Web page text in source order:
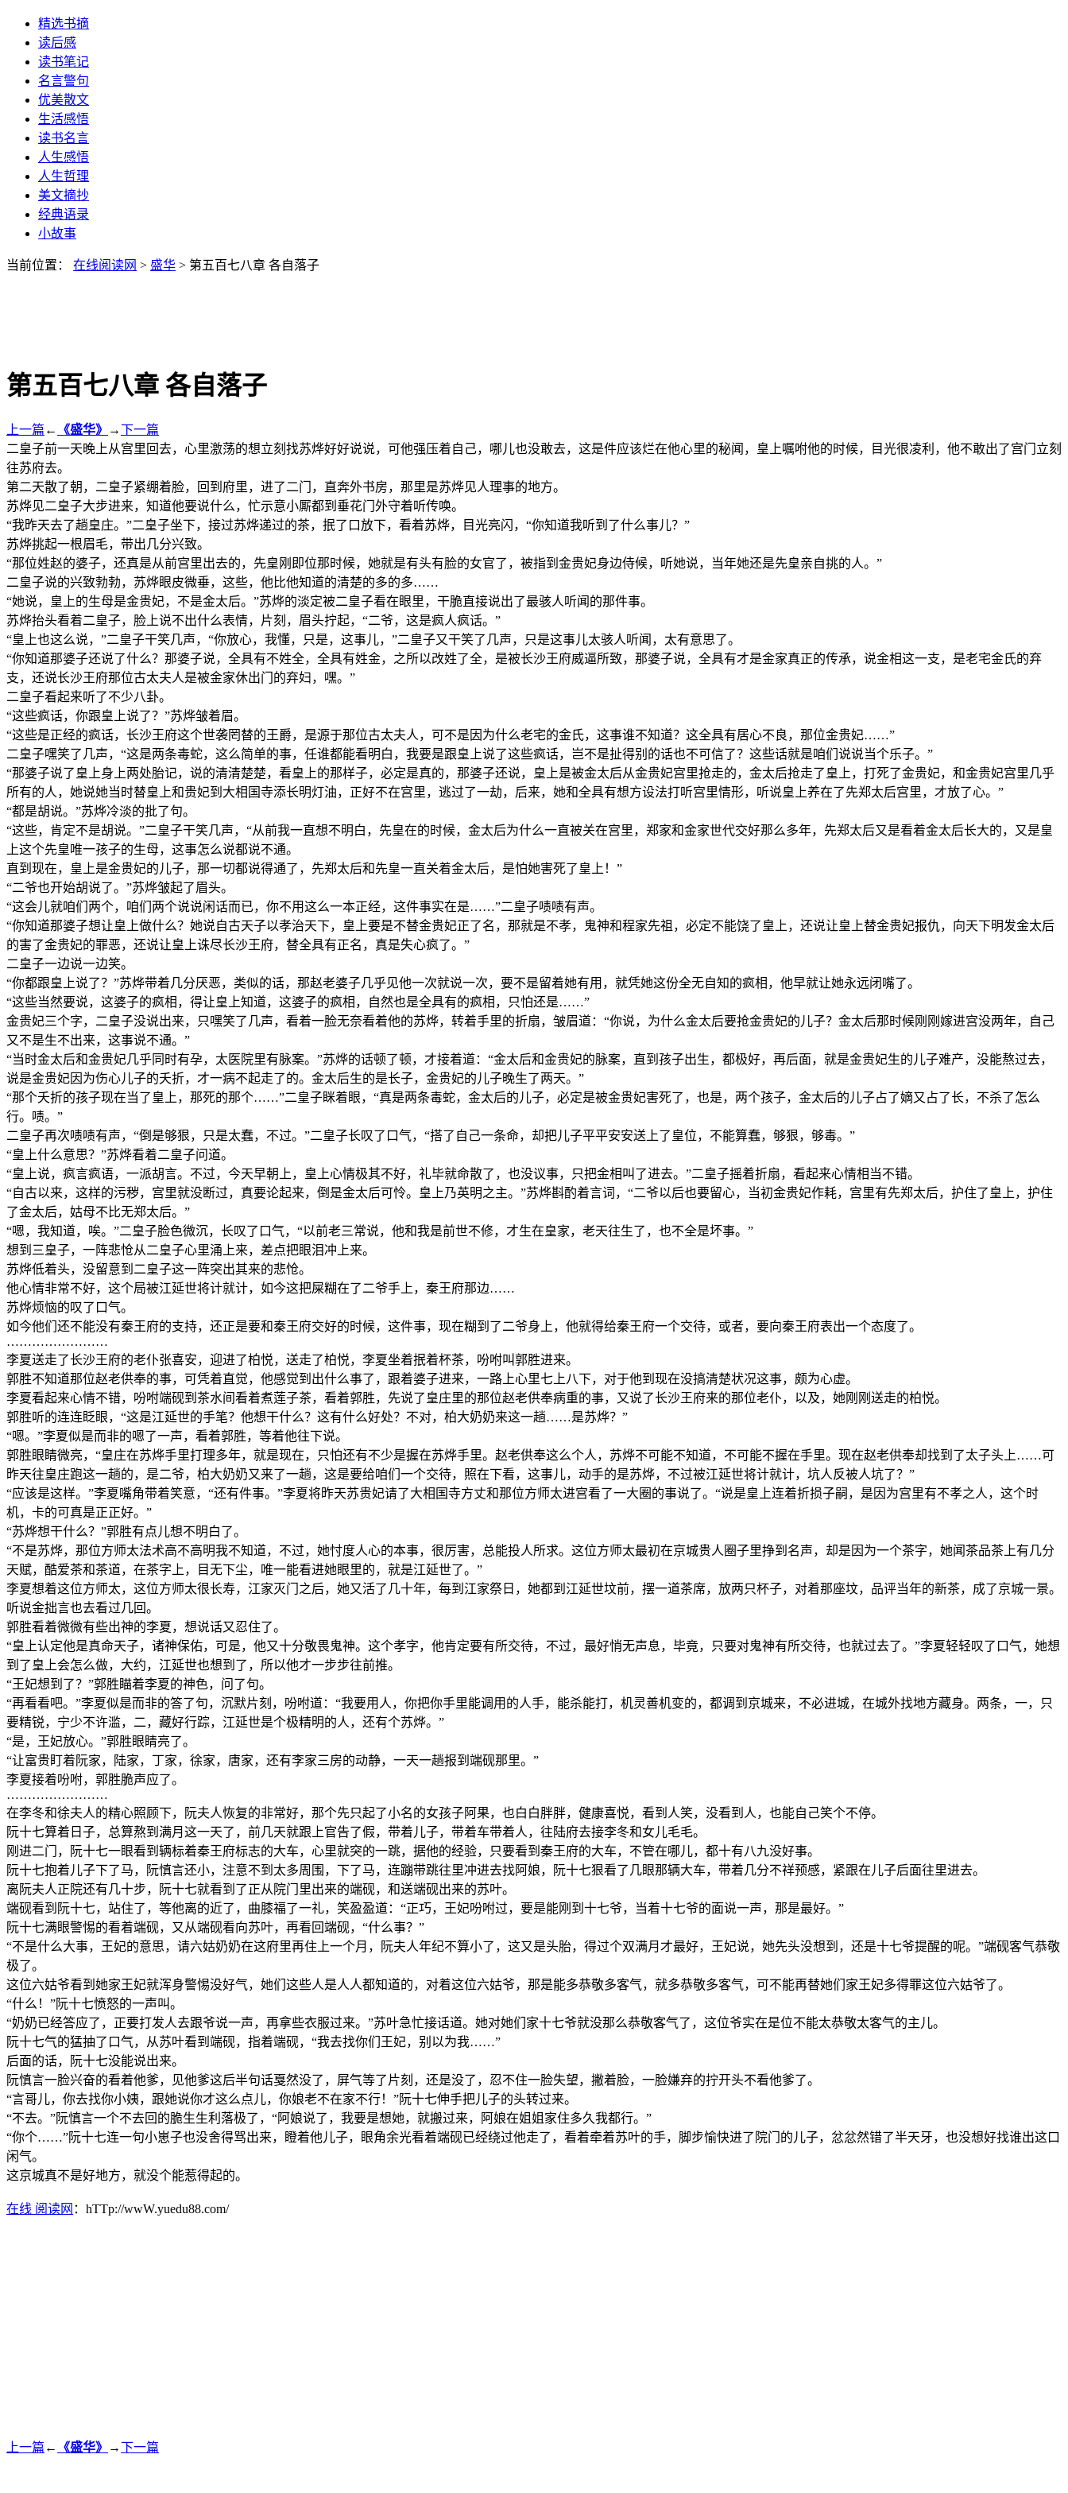
精选书摘
读后感
读书笔记
名言警句
优美散文
生活感悟
读书名言
人生感悟
人生哲理
美文摘抄
经典语录
小故事
当前位置： 在线阅读网 > 盛华 > 第五百七八章 各自落子
第五百七八章 各自落子
上一篇 ← 《盛华》 →下一篇
二皇子前一天晚上从宫里回去，心里激荡的想立刻找苏烨好好说说，可他强压着自己，哪儿也没敢去，这是件应该烂在他心里的秘闻，皇上嘱咐他的时候，目光很凌利，他不敢出了宫门立刻
往苏府去。
第二天散了朝，二皇子紧绷着脸，回到府里，进了二门，直奔外书房，那里是苏烨见人理事的地方。
苏烨见二皇子大步进来，知道他要说什么，忙示意小厮都到垂花门外守着听传唤。
“我昨天去了趟皇庄。”二皇子坐下，接过苏烨递过的茶，抿了口放下，看着苏烨，目光亮闪，“你知道我听到了什么事儿？”
苏烨挑起一根眉毛，带出几分兴致。
“那位姓赵的婆子，还真是从前宫里出去的，先皇刚即位那时候，她就是有头有脸的女官了，被指到金贵妃身边侍候，听她说，当年她还是先皇亲自挑的人。”
二皇子说的兴致勃勃，苏烨眼皮微垂，这些，他比他知道的清楚的多的多……
“她说，皇上的生母是金贵妃，不是金太后。”苏烨的淡定被二皇子看在眼里，干脆直接说出了最骇人听闻的那件事。
苏烨抬头看着二皇子，脸上说不出什么表情，片刻，眉头拧起，“二爷，这是疯人疯话。”
“皇上也这么说，”二皇子干笑几声，“你放心，我懂，只是，这事儿，”二皇子又干笑了几声，只是这事儿太骇人听闻，太有意思了。
“你知道那婆子还说了什么？那婆子说，全具有不姓全，全具有姓金，之所以改姓了全，是被长沙王府威逼所致，那婆子说，全具有才是金家真正的传承，说金相这一支，是老宅金氏的弃
支，还说长沙王府那位古太夫人是被金家休出门的弃妇，嘿。”
二皇子看起来听了不少八卦。
“这些疯话，你跟皇上说了？”苏烨皱着眉。
“这些是正经的疯话，长沙王府这个世袭罔替的王爵，是源于那位古太夫人，可不是因为什么老宅的金氏，这事谁不知道？这全具有居心不良，那位金贵妃……”
二皇子嘿笑了几声，“这是两条毒蛇，这么简单的事，任谁都能看明白，我要是跟皇上说了这些疯话，岂不是扯得别的话也不可信了？这些话就是咱们说说当个乐子。”
“那婆子说了皇上身上两处胎记，说的清清楚楚，看皇上的那样子，必定是真的，那婆子还说，皇上是被金太后从金贵妃宫里抢走的，金太后抢走了皇上，打死了金贵妃，和金贵妃宫里几乎
所有的人，她说她当时替皇上和贵妃到大相国寺添长明灯油，正好不在宫里，逃过了一劫，后来，她和全具有想方设法打听宫里情形，听说皇上养在了先郑太后宫里，才放了心。”
“都是胡说。”苏烨冷淡的批了句。
“这些，肯定不是胡说。”二皇子干笑几声，“从前我一直想不明白，先皇在的时候，金太后为什么一直被关在宫里，郑家和金家世代交好那么多年，先郑太后又是看着金太后长大的，又是皇
上这个先皇唯一孩子的生母，这事怎么说都说不通。
直到现在，皇上是金贵妃的儿子，那一切都说得通了，先郑太后和先皇一直关着金太后，是怕她害死了皇上！”
“二爷也开始胡说了。”苏烨皱起了眉头。
“这会儿就咱们两个，咱们两个说说闲话而已，你不用这么一本正经，这件事实在是……”二皇子啧啧有声。
“你知道那婆子想让皇上做什么？她说自古天子以孝治天下，皇上要是不替金贵妃正了名，那就是不孝，鬼神和程家先祖，必定不能饶了皇上，还说让皇上替金贵妃报仇，向天下明发金太后
的害了金贵妃的罪恶，还说让皇上诛尽长沙王府，替全具有正名，真是失心疯了。”
二皇子一边说一边笑。
“你都跟皇上说了？”苏烨带着几分厌恶，类似的话，那赵老婆子几乎见他一次就说一次，要不是留着她有用，就凭她这份全无自知的疯相，他早就让她永远闭嘴了。
“这些当然要说，这婆子的疯相，得让皇上知道，这婆子的疯相，自然也是全具有的疯相，只怕还是……”
金贵妃三个字，二皇子没说出来，只嘿笑了几声，看着一脸无奈看着他的苏烨，转着手里的折扇，皱眉道：“你说，为什么金太后要抢金贵妃的儿子？金太后那时候刚刚嫁进宫没两年，自己
又不是生不出来，这事说不通。”
“当时金太后和金贵妃几乎同时有孕，太医院里有脉案。”苏烨的话顿了顿，才接着道：“金太后和金贵妃的脉案，直到孩子出生，都极好，再后面，就是金贵妃生的儿子难产，没能熬过去，
说是金贵妃因为伤心儿子的夭折，才一病不起走了的。金太后生的是长子，金贵妃的儿子晚生了两天。”
“那个夭折的孩子现在当了皇上，那死的那个……”二皇子眯着眼，“真是两条毒蛇，金太后的儿子，必定是被金贵妃害死了，也是，两个孩子，金太后的儿子占了嫡又占了长，不杀了怎么
行。啧。”
二皇子再次啧啧有声，“倒是够狠，只是太蠢，不过。”二皇子长叹了口气，“搭了自己一条命，却把儿子平平安安送上了皇位，不能算蠢，够狠，够毒。”
“皇上什么意思？”苏烨看着二皇子问道。
“皇上说，疯言疯语，一派胡言。不过，今天早朝上，皇上心情极其不好，礼毕就命散了，也没议事，只把金相叫了进去。”二皇子摇着折扇，看起来心情相当不错。
“自古以来，这样的污秽，宫里就没断过，真要论起来，倒是金太后可怜。皇上乃英明之主。”苏烨斟酌着言词，“二爷以后也要留心，当初金贵妃作耗，宫里有先郑太后，护住了皇上，护住
了金太后，姑母不比无郑太后。”
“嗯，我知道，唉。”二皇子脸色微沉，长叹了口气，“以前老三常说，他和我是前世不修，才生在皇家，老天往生了，也不全是坏事。”
想到三皇子，一阵悲怆从二皇子心里涌上来，差点把眼泪冲上来。
苏烨低着头，没留意到二皇子这一阵突出其来的悲怆。
他心情非常不好，这个局被江延世将计就计，如今这把屎糊在了二爷手上，秦王府那边……
苏烨烦恼的叹了口气。
如今他们还不能没有秦王府的支持，还正是要和秦王府交好的时候，这件事，现在糊到了二爷身上，他就得给秦王府一个交待，或者，要向秦王府表出一个态度了。
……………………
李夏送走了长沙王府的老仆张喜安，迎进了柏悦，送走了柏悦，李夏坐着抿着杯茶，吩咐叫郭胜进来。
郭胜不知道那位赵老供奉的事，可凭着直觉，他感觉到出什么事了，跟着婆子进来，一路上心里七上八下，对于他到现在没搞清楚状况这事，颇为心虚。
李夏看起来心情不错，吩咐端砚到茶水间看着煮莲子茶，看着郭胜，先说了皇庄里的那位赵老供奉病重的事，又说了长沙王府来的那位老仆，以及，她刚刚送走的柏悦。
郭胜听的连连眨眼，“这是江延世的手笔？他想干什么？这有什么好处？不对，柏大奶奶来这一趟……是苏烨？”
“嗯。”李夏似是而非的嗯了一声，看着郭胜，等着他往下说。
郭胜眼睛微亮，“皇庄在苏烨手里打理多年，就是现在，只怕还有不少是握在苏烨手里。赵老供奉这么个人，苏烨不可能不知道，不可能不握在手里。现在赵老供奉却找到了太子头上……可
昨天往皇庄跑这一趟的，是二爷，柏大奶奶又来了一趟，这是要给咱们一个交待，照在下看，这事儿，动手的是苏烨，不过被江延世将计就计，坑人反被人坑了？”
“应该是这样。”李夏嘴角带着笑意，“还有件事。”李夏将昨天苏贵妃请了大相国寺方丈和那位方师太进宫看了一大圈的事说了。“说是皇上连着折损子嗣，是因为宫里有不孝之人，这个时
机，卡的可真是正正好。”
“苏烨想干什么？”郭胜有点儿想不明白了。
“不是苏烨，那位方师太法术高不高明我不知道，不过，她忖度人心的本事，很厉害，总能投人所求。这位方师太最初在京城贵人圈子里挣到名声，却是因为一个茶字，她闻茶品茶上有几分
天赋，酷爱茶和茶道，在茶字上，目无下尘，唯一能看进她眼里的，就是江延世了。”
李夏想着这位方师太，这位方师太很长寿，江家灭门之后，她又活了几十年，每到江家祭日，她都到江延世坟前，摆一道茶席，放两只杯子，对着那座坟，品评当年的新茶，成了京城一景。
听说金拙言也去看过几回。
郭胜看着微微有些出神的李夏，想说话又忍住了。
“皇上认定他是真命天子，诸神保佑，可是，他又十分敬畏鬼神。这个孝字，他肯定要有所交待，不过，最好悄无声息，毕竟，只要对鬼神有所交待，也就过去了。”李夏轻轻叹了口气，她想
到了皇上会怎么做，大约，江延世也想到了，所以他才一步步往前推。
“王妃想到了？”郭胜瞄着李夏的神色，问了句。
“再看看吧。”李夏似是而非的答了句，沉默片刻，吩咐道：“我要用人，你把你手里能调用的人手，能杀能打，机灵善机变的，都调到京城来，不必进城，在城外找地方藏身。两条，一，只
要精锐，宁少不许滥，二，藏好行踪，江延世是个极精明的人，还有个苏烨。”
“是，王妃放心。”郭胜眼睛亮了。
“让富贵盯着阮家，陆家，丁家，徐家，唐家，还有李家三房的动静，一天一趟报到端砚那里。”
李夏接着吩咐，郭胜脆声应了。
……………………
在李冬和徐夫人的精心照顾下，阮夫人恢复的非常好，那个先只起了小名的女孩子阿果，也白白胖胖，健康喜悦，看到人笑，没看到人，也能自己笑个不停。
阮十七算着日子，总算熬到满月这一天了，前几天就跟上官告了假，带着儿子，带着车带着人，往陆府去接李冬和女儿毛毛。
刚进二门，阮十七一眼看到辆标着秦王府标志的大车，心里就突的一跳，据他的经验，只要看到秦王府的大车，不管在哪儿，都十有八九没好事。
阮十七抱着儿子下了马，阮慎言还小，注意不到太多周围，下了马，连蹦带跳往里冲进去找阿娘，阮十七狠看了几眼那辆大车，带着几分不祥预感，紧跟在儿子后面往里进去。
离阮夫人正院还有几十步，阮十七就看到了正从院门里出来的端砚，和送端砚出来的苏叶。
端砚看到阮十七，站住了，等他离的近了，曲膝福了一礼，笑盈盈道：“正巧，王妃吩咐过，要是能刚到十七爷，当着十七爷的面说一声，那是最好。”
阮十七满眼警惕的看着端砚，又从端砚看向苏叶，再看回端砚，“什么事？”
“不是什么大事，王妃的意思，请六姑奶奶在这府里再住上一个月，阮夫人年纪不算小了，这又是头胎，得过个双满月才最好，王妃说，她先头没想到，还是十七爷提醒的呢。”端砚客气恭敬
极了。
这位六姑爷看到她家王妃就浑身警惕没好气，她们这些人是人人都知道的，对着这位六姑爷，那是能多恭敬多客气，就多恭敬多客气，可不能再替她们家王妃多得罪这位六姑爷了。
“什么！”阮十七愤怒的一声叫。
“奶奶已经答应了，正要打发人去跟爷说一声，再拿些衣服过来。”苏叶急忙接话道。她对她们家十七爷就没那么恭敬客气了，这位爷实在是位不能太恭敬太客气的主儿。
阮十七气的猛抽了口气，从苏叶看到端砚，指着端砚，“我去找你们王妃，别以为我……”
后面的话，阮十七没能说出来。
阮慎言一脸兴奋的看着他爹，见他爹这后半句话戛然没了，屏气等了片刻，还是没了，忍不住一脸失望，撇着脸，一脸嫌弃的拧开头不看他爹了。
“言哥儿，你去找你小姨，跟她说你才这么点儿，你娘老不在家不行！”阮十七伸手把儿子的头转过来。
“不去。”阮慎言一个不去回的脆生生利落极了，“阿娘说了，我要是想她，就搬过来，阿娘在姐姐家住多久我都行。”
“你个……”阮十七连一句小崽子也没舍得骂出来，瞪着他儿子，眼角余光看着端砚已经绕过他走了，看着牵着苏叶的手，脚步愉快进了院门的儿子，忿忿然错了半天牙，也没想好找谁出这口
闲气。
这京城真不是好地方，就没个能惹得起的。
在线 阅读网 ：hTTp://wwW.yuedu88.com/
上一篇 ← 《盛华》 →下一篇